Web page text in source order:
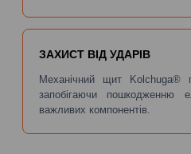
ЗАХИСТ ВІД УДАРІВ
Механічний щит Kolchuga®
запобігаючи пошкодженню
важливих компонентів.